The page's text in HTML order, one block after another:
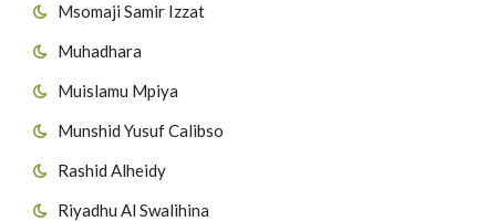
Msomaji Samir Izzat
Muhadhara
Muislamu Mpiya
Munshid Yusuf Calibso
Rashid Alheidy
Riyadhu Al Swalihina